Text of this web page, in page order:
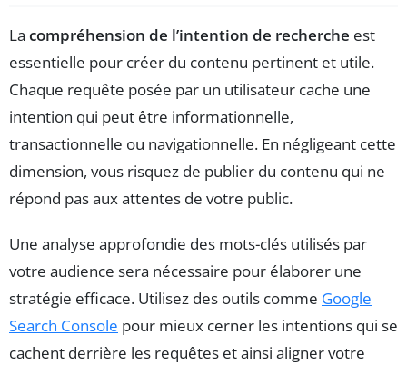
La compréhension de l’intention de recherche est
essentielle pour créer du contenu pertinent et utile.
Chaque requête posée par un utilisateur cache une
intention qui peut être informationnelle,
transactionnelle ou navigationnelle. En négligeant cette
dimension, vous risquez de publier du contenu qui ne
répond pas aux attentes de votre public.
Une analyse approfondie des mots-clés utilisés par
votre audience sera nécessaire pour élaborer une
stratégie efficace. Utilisez des outils comme Google
Search Console pour mieux cerner les intentions qui se
cachent derrière les requêtes et ainsi aligner votre